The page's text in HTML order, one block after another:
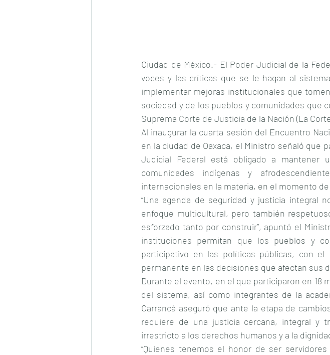
Ciudad de México.- El Poder Judicial de la
voces y las críticas que se le hagan al
implementar mejoras institucionales que
sociedad y de los pueblos y comunidades que
Suprema Corte de Justicia de la Nación (La
Al inaugurar la cuarta sesión del Encuentro
en la ciudad de Oaxaca, el Ministro señaló que
Judicial Federal está obligado a
comunidades indígenas y
internacionales en la materia, en el momento de
“Una agenda de seguridad y justicia integral
enfoque multicultural, pero también
esforzado tanto por construir”, apuntó el
instituciones permitan que los pueblos y
participativo en las políticas públicas, con
permanente en las decisiones que afectan sus
Durante el evento, en el que participaron en 18
del sistema, así como integrantes de la
Carrancá aseguró que ante la etapa de
requiere de una justicia cercana, integral y
irrestricto a los derechos humanos y a la
“Quienes tenemos el honor de ser